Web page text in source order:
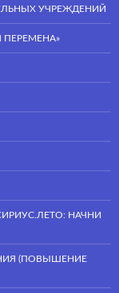
УЧРЕЖДЕНИЙ
НАЧНИ
(ПОВЫШЕНИЕ